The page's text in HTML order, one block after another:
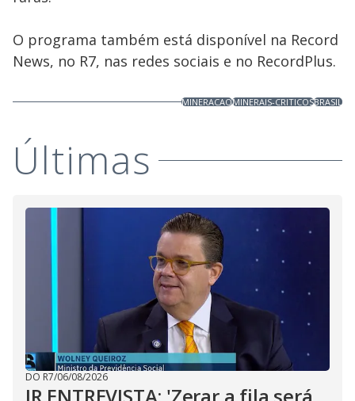
O programa também está disponível na Record
News, no R7, nas redes sociais e no RecordPlus.
MINERACAOMINERAIS-CRITICOSBRASIL
Últimas
DO R7/06/08/2026